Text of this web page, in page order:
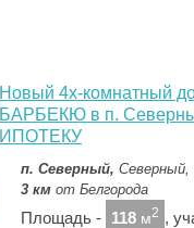
Новый 4х-комнатный
БАРБЕКЮ в п.
ИПОТЕКУ
п. Северный, Северный,
3 км от Белгорода
Площадь - 118 м2 ,